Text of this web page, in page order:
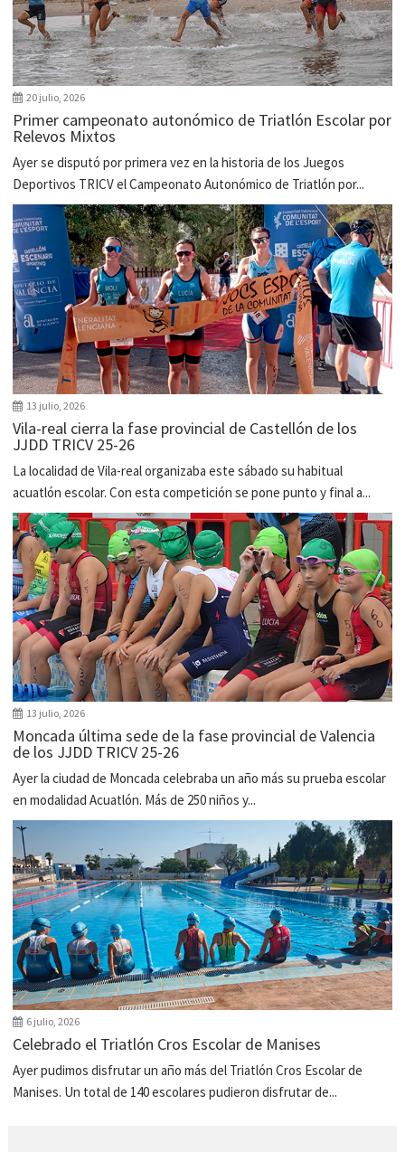
20 julio, 2026
Primer campeonato autonómico de Triatlón Escolar por
Relevos Mixtos
Ayer se disputó por primera vez en la historia de los Juegos
Deportivos TRICV el Campeonato Autonómico de Triatlón por...
13 julio, 2026
Vila-real cierra la fase provincial de Castellón de los
JJDD TRICV 25-26
La localidad de Vila-real organizaba este sábado su habitual
acuatlón escolar. Con esta competición se pone punto y final a...
13 julio, 2026
Moncada última sede de la fase provincial de Valencia
de los JJDD TRICV 25-26
Ayer la ciudad de Moncada celebraba un año más su prueba escolar
en modalidad Acuatlón. Más de 250 niños y...
6 julio, 2026
Celebrado el Triatlón Cros Escolar de Manises
Ayer pudimos disfrutar un año más del Triatlón Cros Escolar de
Manises. Un total de 140 escolares pudieron disfrutar de...